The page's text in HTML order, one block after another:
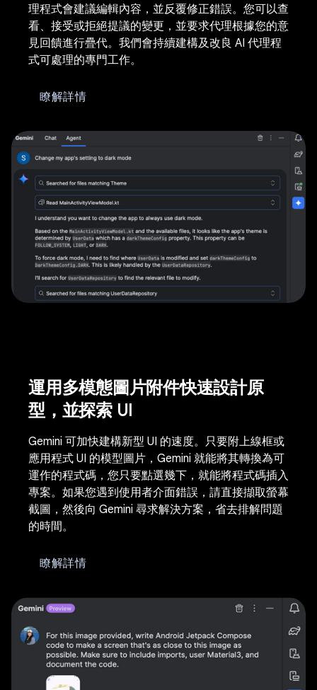
理程式會建議編輯內容，並反覆修正錯誤。您可以查
看、接受或拒絕提議的變更，並要求代理根據您的意
見回饋進行疊代。我們會持續建構及改良 AI 代理程
式可處理的專門工作。
瞭解詳情
運用多模態圖片附件快速設計原
型，並探索 UI
Gemini 可加快建構新型 UI 的速度。只要附上線框或
應用程式 UI 的模型圖片，Gemini 就能將其轉換為可
運作的程式碼，您只要點選幾下，就能將程式碼插入
專案。如果您遇到使用者介面錯誤，請直接擷取螢幕
截圖，然後向 Gemini 尋求解決方案，省去排解問題
的時間。
瞭解詳情